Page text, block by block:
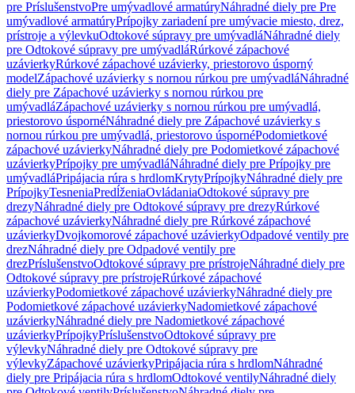
pre PríslušenstvoPre umývadlové armatúryNáhradné diely pre Pre
umývadlové armatúryPrípojky zariadení pre umývacie miesto, drez,
prístroje a výlevkuOdtokové súpravy pre umývadláNáhradné diely
pre Odtokové súpravy pre umývadláRúrkové zápachové
uzávierkyRúrkové zápachové uzávierky, priestorovo úsporný
modelZápachové uzávierky s nornou rúrkou pre umývadláNáhradné
diely pre Zápachové uzávierky s nornou rúrkou pre
umývadláZápachové uzávierky s nornou rúrkou pre umývadlá,
priestorovo úspornéNáhradné diely pre Zápachové uzávierky s
nornou rúrkou pre umývadlá, priestorovo úspornéPodomietkové
zápachové uzávierkyNáhradné diely pre Podomietkové zápachové
uzávierkyPrípojky pre umývadláNáhradné diely pre Prípojky pre
umývadláPripájacia rúra s hrdlomKrytyPrípojkyNáhradné diely pre
PrípojkyTesneniaPredĺženiaOvládaniaOdtokové súpravy pre
drezyNáhradné diely pre Odtokové súpravy pre drezyRúrkové
zápachové uzávierkyNáhradné diely pre Rúrkové zápachové
uzávierkyDvojkomorové zápachové uzávierkyOdpadové ventily pre
drezNáhradné diely pre Odpadové ventily pre
drezPríslušenstvoOdtokové súpravy pre prístrojeNáhradné diely pre
Odtokové súpravy pre prístrojeRúrkové zápachové
uzávierkyPodomietkové zápachové uzávierkyNáhradné diely pre
Podomietkové zápachové uzávierkyNadomietkové zápachové
uzávierkyNáhradné diely pre Nadomietkové zápachové
uzávierkyPrípojkyPríslušenstvoOdtokové súpravy pre
výlevkyNáhradné diely pre Odtokové súpravy pre
výlevkyZápachové uzávierkyPripájacia rúra s hrdlomNáhradné
diely pre Pripájacia rúra s hrdlomOdtokové ventilyNáhradné diely